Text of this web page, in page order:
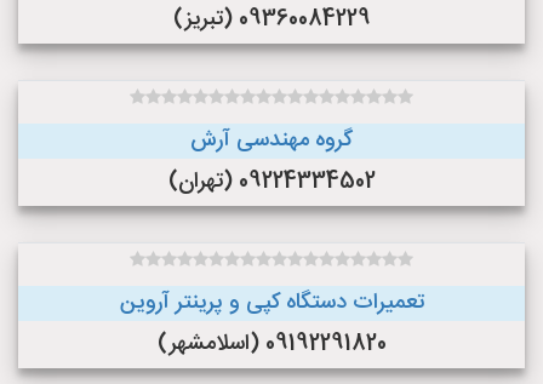
09360084229 (تبریز)
گروه مهندسی آرش
09224334502 (تهران)
تعمیرات دستگاه کپی و پرینتر آروین
09192291820 (اسلامشهر)